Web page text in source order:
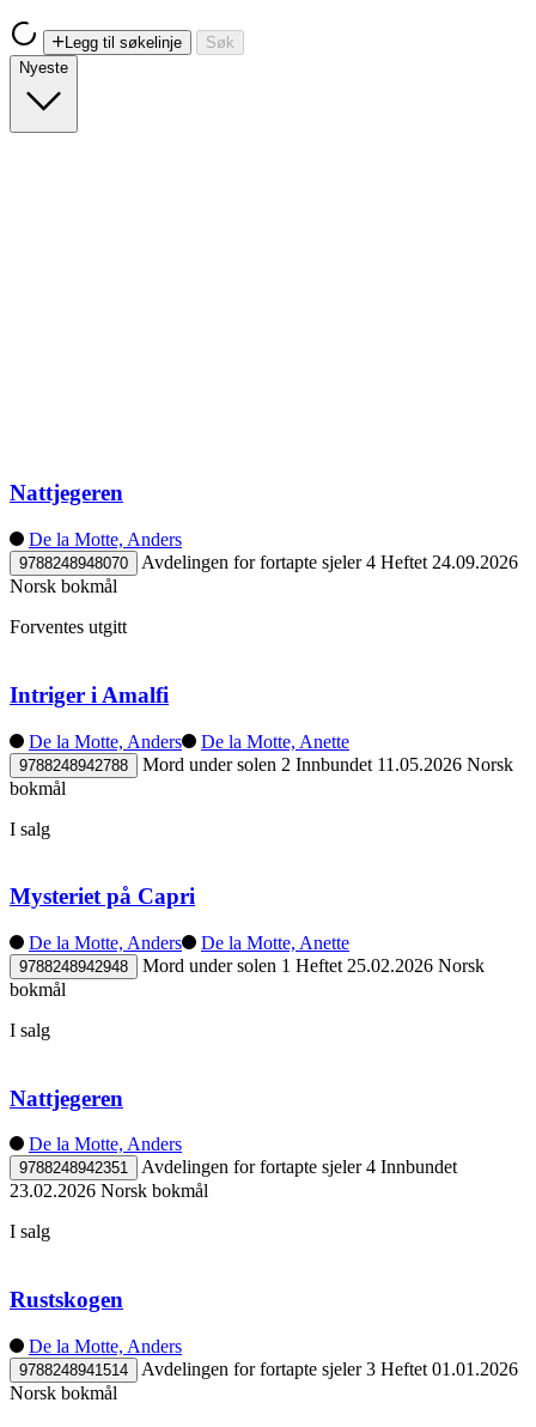
Legg til søkelinje
Søk
Nyeste
Nattjegeren
De la Motte, Anders
9788248948070 Avdelingen for fortapte sjeler 4 Heftet 24.09.2026
Norsk bokmål
Forventes utgitt
Intriger i Amalfi
De la Motte, Anders De la Motte, Anette
9788248942788 Mord under solen 2 Innbundet 11.05.2026 Norsk
bokmål
I salg
Mysteriet på Capri
De la Motte, Anders De la Motte, Anette
9788248942948 Mord under solen 1 Heftet 25.02.2026 Norsk
bokmål
I salg
Nattjegeren
De la Motte, Anders
9788248942351 Avdelingen for fortapte sjeler 4 Innbundet
23.02.2026 Norsk bokmål
I salg
Rustskogen
De la Motte, Anders
9788248941514 Avdelingen for fortapte sjeler 3 Heftet 01.01.2026
Norsk bokmål